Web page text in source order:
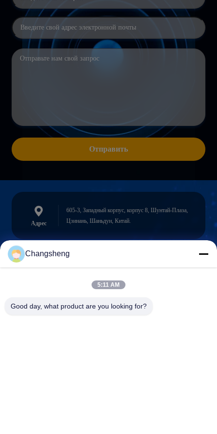
Отправить
Адрес
605-3, Западный корпус, корпус 8, Шунтай-Плаза,
Цзинань, Шаньдун, Китай.
Changsheng
5:11 AM
Good day, what product are you looking for?